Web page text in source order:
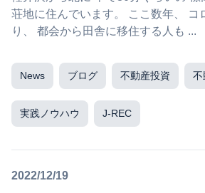
荘地に住んでいます。 ここ数年、 コロナ渦の状況もあ
り、 都会から田舎に移住する人も ...
News ブログ 不動産投資 不
実践ノウハウ J-REC
2022/12/19